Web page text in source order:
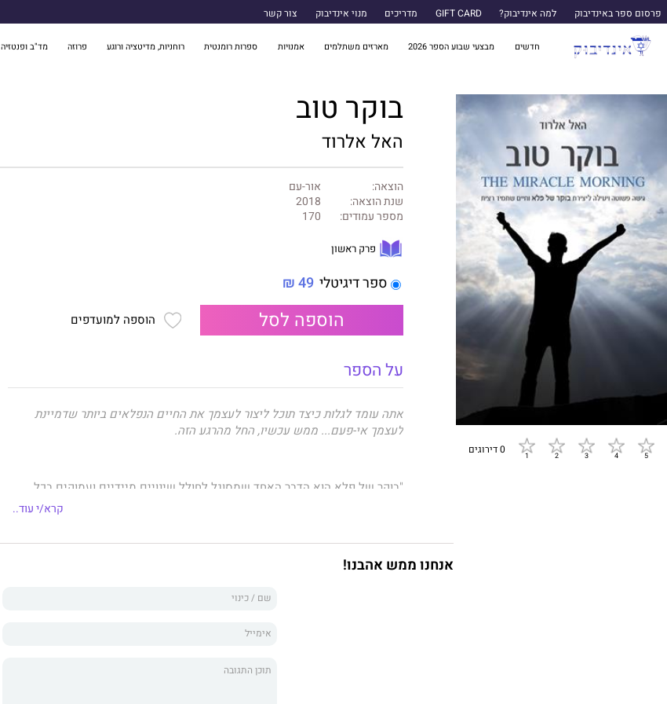
פרסום ספר באינדיבוק למה אינדיבוק? GIFT CARD מדריכים מנוי אינדיבוק צור קשר
חדשים מבצעי שבוע הספר 2026 מארזים משתלמים אמנויות ספרות רומנטית רוחניות, מדיטציה ורוגע פרוזה מד"ב ופנטזיה
0 דירוגים
בוקר טוב
האל אלרוד
הוצאה:
אור-עם
שנת הוצאה:
2018
מספר עמודים:
170
פרק ראשון
ספר דיגיטלי 49 ₪
הוספה לסל הוספה למועדפים
על הספר
אתה עומד לגלות כיצד תוכל ליצור לעצמך את החיים הנפלאים ביותר שדמיינת
לעצמך אי-פעם... ממש עכשיו, החל מהרגע הזה.
"בוקר של פלא הוא הדבר האחד שמסוגל לחולל שינויים מיידיים ועמוקים בכל
תחום של חייך, או בכל חייך כמכלול. אם אתה רוצה שחייך ישתפרו עכשיו, אני
כל התחומים – השתנה מן הקצה אל הקצה. מה היית מבקש לעצמך? להיות מאושר
קרא/י עוד..
אנחנו ממש אהבנו!